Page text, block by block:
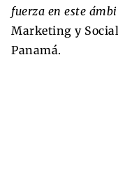
fuerza en este
Marketing y
Panamá.